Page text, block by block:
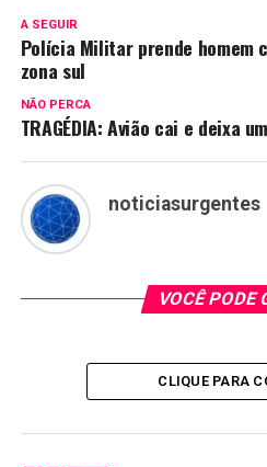
A SEGUIR
Polícia Militar prende homem
zona sul
NÃO PERCA
TRAGÉDIA: Avião cai e deixa
noticiasurgentes
VOCÊ PODE
CLIQUE PARA